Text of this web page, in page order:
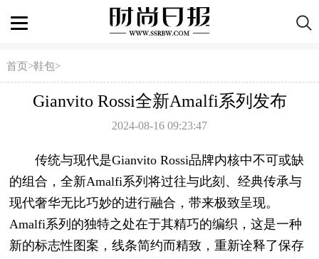
首页>鞋包>
Gianvito Rossi全新Amalfi系列发布
2024-08-16 09:23:47
传统与现代是Gianvito Rossi品牌内核中不可或缺
的组合，全新Amalfi系列将过往与此刻、经典传承与
现代奢华无比巧妙的进行融合，带来极致呈现。
Amalfi系列的独特之处在于其精巧的编织，这是一种
新的标志性图案，线条简约而精致，重新诠释了保存